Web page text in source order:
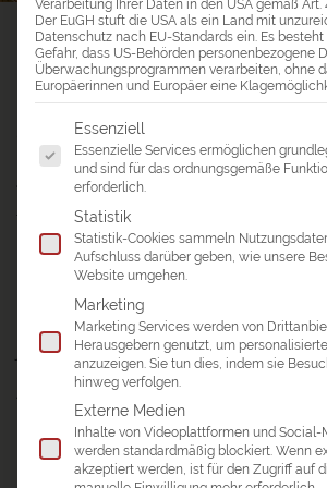
a&e erlebnis:reisen > Reiseblog>
Reisebericht Myanmar – Bagan & Goldener
REISEBERICHT MYANMAR –
GOLDENER FELSEN
Meine besonderen
Tatsächlich ein paar Delfine zu sehen -
Überraschung, da ich nicht damit
Das große Pilgerfest in Bagan -
Die LKW-Fahrt hoch zum Goldenen
jeden Fall ein Erlebnis.
Einmal kreuz und quer durch Myanmar?
uns auf eineMyanmar Reise!
Verarbeitung Ihrer Daten in den USA gemäß Art.
Der EuGH stuft die USA als ein Land mit
Datenschutz nach EU-Standards ein. Es
Gefahr, dass US-Behörden personenbezogene
Überwachungsprogrammen verarbeiten, ohne
Europäerinnen und Europäer eine
Es folgt eine Liste der Service-
Essenziell
Essenzielle Services ermöglichen
und sind für das ordnungsgemäße
erforderlich.
Statistik
Statistik-Cookies sammeln
Aufschluss darüber geben, wie unsere
Website umgehen.
Marketing
Marketing Services werden von
Herausgebern genutzt, um
anzuzeigen. Sie tun dies, indem sie
hinweg verfolgen.
Externe Medien
Inhalte von Videoplattformen und
werden standardmäßig blockiert. Wenn
akzeptiert werden, ist für den Zugriff auf